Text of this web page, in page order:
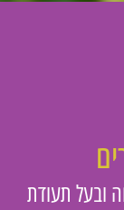
ובעל תעודת